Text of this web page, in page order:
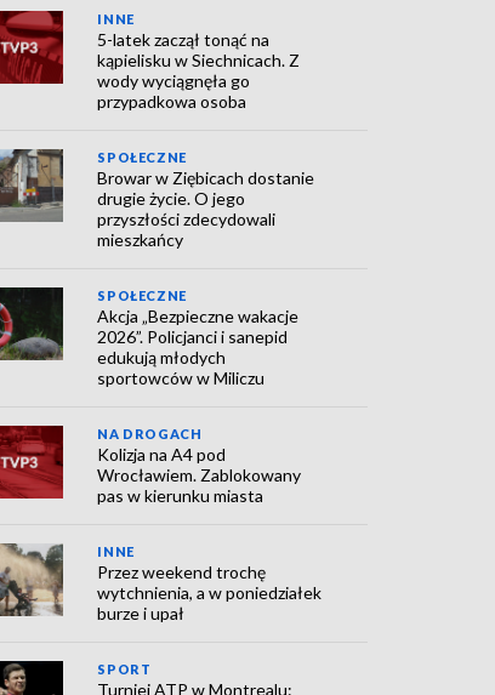
INNE
5-latek zaczął tonąć na
kąpielisku w Siechnicach. Z
wody wyciągnęła go
przypadkowa osoba
SPOŁECZNE
Browar w Ziębicach dostanie
drugie życie. O jego
przyszłości zdecydowali
mieszkańcy
SPOŁECZNE
Akcja „Bezpieczne wakacje
2026”. Policjanci i sanepid
edukują młodych
sportowców w Miliczu
NA DROGACH
Kolizja na A4 pod
Wrocławiem. Zablokowany
pas w kierunku miasta
INNE
Przez weekend trochę
wytchnienia, a w poniedziałek
burze i upał
SPORT
Turniej ATP w Montrealu: